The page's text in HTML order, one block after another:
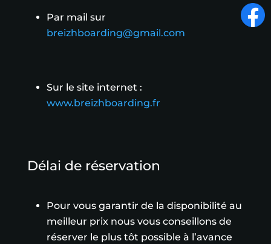
Par mail sur
breizhboarding@gmail.com
Sur le site internet :
www.breizhboarding.fr
Délai de réservation
Pour vous garantir de la disponibilité au
meilleur prix nous vous conseillons de
réserver le plus tôt possible à l’avance